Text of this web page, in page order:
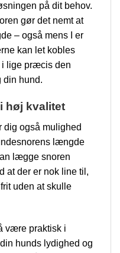
på dit behov.
gør det nemt at
– også mens I er
kan let kobles
i lige præcis den
din hund.
høj kvalitet
også mulighed
længde
lægge snoren
at der er nok line til,
uden at skulle
være praktisk i
hunds lydighed og